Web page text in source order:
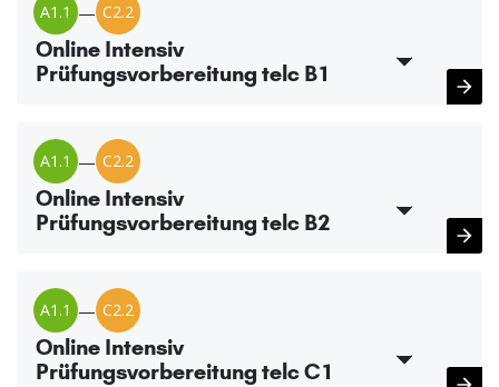
A1.1 — C2.2
Online Intensiv
Prüfungsvorbereitung telc B1
A1.1 — C2.2
Online Intensiv
Prüfungsvorbereitung telc B2
A1.1 — C2.2
Online Intensiv
Prüfungsvorbereitung telc C1